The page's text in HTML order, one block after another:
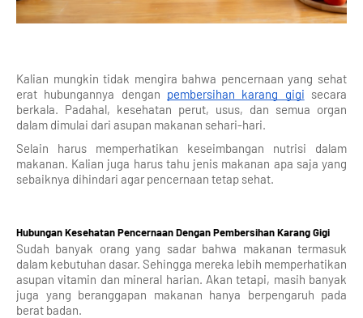
Kalian mungkin tidak mengira bahwa pencernaan yang sehat
erat hubungannya dengan pembersihan karang gigi secara
berkala. Padahal, kesehatan perut, usus, dan semua organ
dalam dimulai dari asupan makanan sehari-hari.
Selain harus memperhatikan keseimbangan nutrisi dalam
makanan. Kalian juga harus tahu jenis makanan apa saja yang
sebaiknya dihindari agar pencernaan tetap sehat.
Hubungan Kesehatan Pencernaan Dengan Pembersihan Karang Gigi
Sudah banyak orang yang sadar bahwa makanan termasuk
dalam kebutuhan dasar. Sehingga mereka lebih memperhatikan
asupan vitamin dan mineral harian. Akan tetapi, masih banyak
juga yang beranggapan makanan hanya berpengaruh pada
berat badan.